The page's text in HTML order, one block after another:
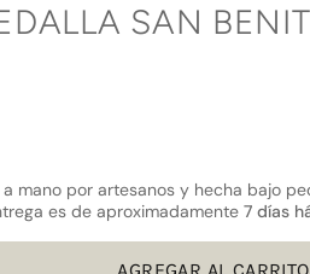
SAN
mano por artesanos y hecha bajo
es de aproximadamente 7 días